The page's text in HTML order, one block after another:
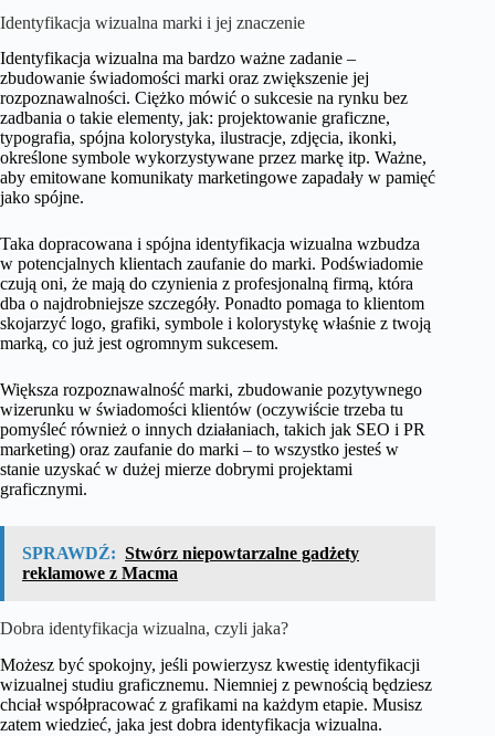
Identyfikacja wizualna marki i jej znaczenie
Identyfikacja wizualna ma bardzo ważne zadanie –
zbudowanie świadomości marki oraz zwiększenie jej
rozpoznawalności. Ciężko mówić o sukcesie na rynku bez
zadbania o takie elementy, jak: projektowanie graficzne,
typografia, spójna kolorystyka, ilustracje, zdjęcia, ikonki,
określone symbole wykorzystywane przez markę itp. Ważne,
aby emitowane komunikaty marketingowe zapadały w pamięć
jako spójne.
Taka dopracowana i spójna identyfikacja wizualna wzbudza
w potencjalnych klientach zaufanie do marki. Podświadomie
czują oni, że mają do czynienia z profesjonalną firmą, która
dba o najdrobniejsze szczegóły. Ponadto pomaga to klientom
skojarzyć logo, grafiki, symbole i kolorystykę właśnie z twoją
marką, co już jest ogromnym sukcesem.
Większa rozpoznawalność marki, zbudowanie pozytywnego
wizerunku w świadomości klientów (oczywiście trzeba tu
pomyśleć również o innych działaniach, takich jak SEO i PR
marketing) oraz zaufanie do marki – to wszystko jesteś w
stanie uzyskać w dużej mierze dobrymi projektami
graficznymi.
SPRAWDŹ: Stwórz niepowtarzalne gadżety
reklamowe z Macma
Dobra identyfikacja wizualna, czyli jaka?
Możesz być spokojny, jeśli powierzysz kwestię identyfikacji
wizualnej studiu graficznemu. Niemniej z pewnością będziesz
chciał współpracować z grafikami na każdym etapie. Musisz
zatem wiedzieć, jaka jest dobra identyfikacja wizualna.